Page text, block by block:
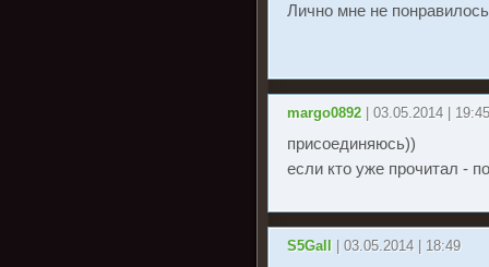
Лично мне не
margo0892 | 03.05.2014 |
присоединяюсь))
если кто уже прочитал -
S5Gall | 03.05.2014 | 18:49